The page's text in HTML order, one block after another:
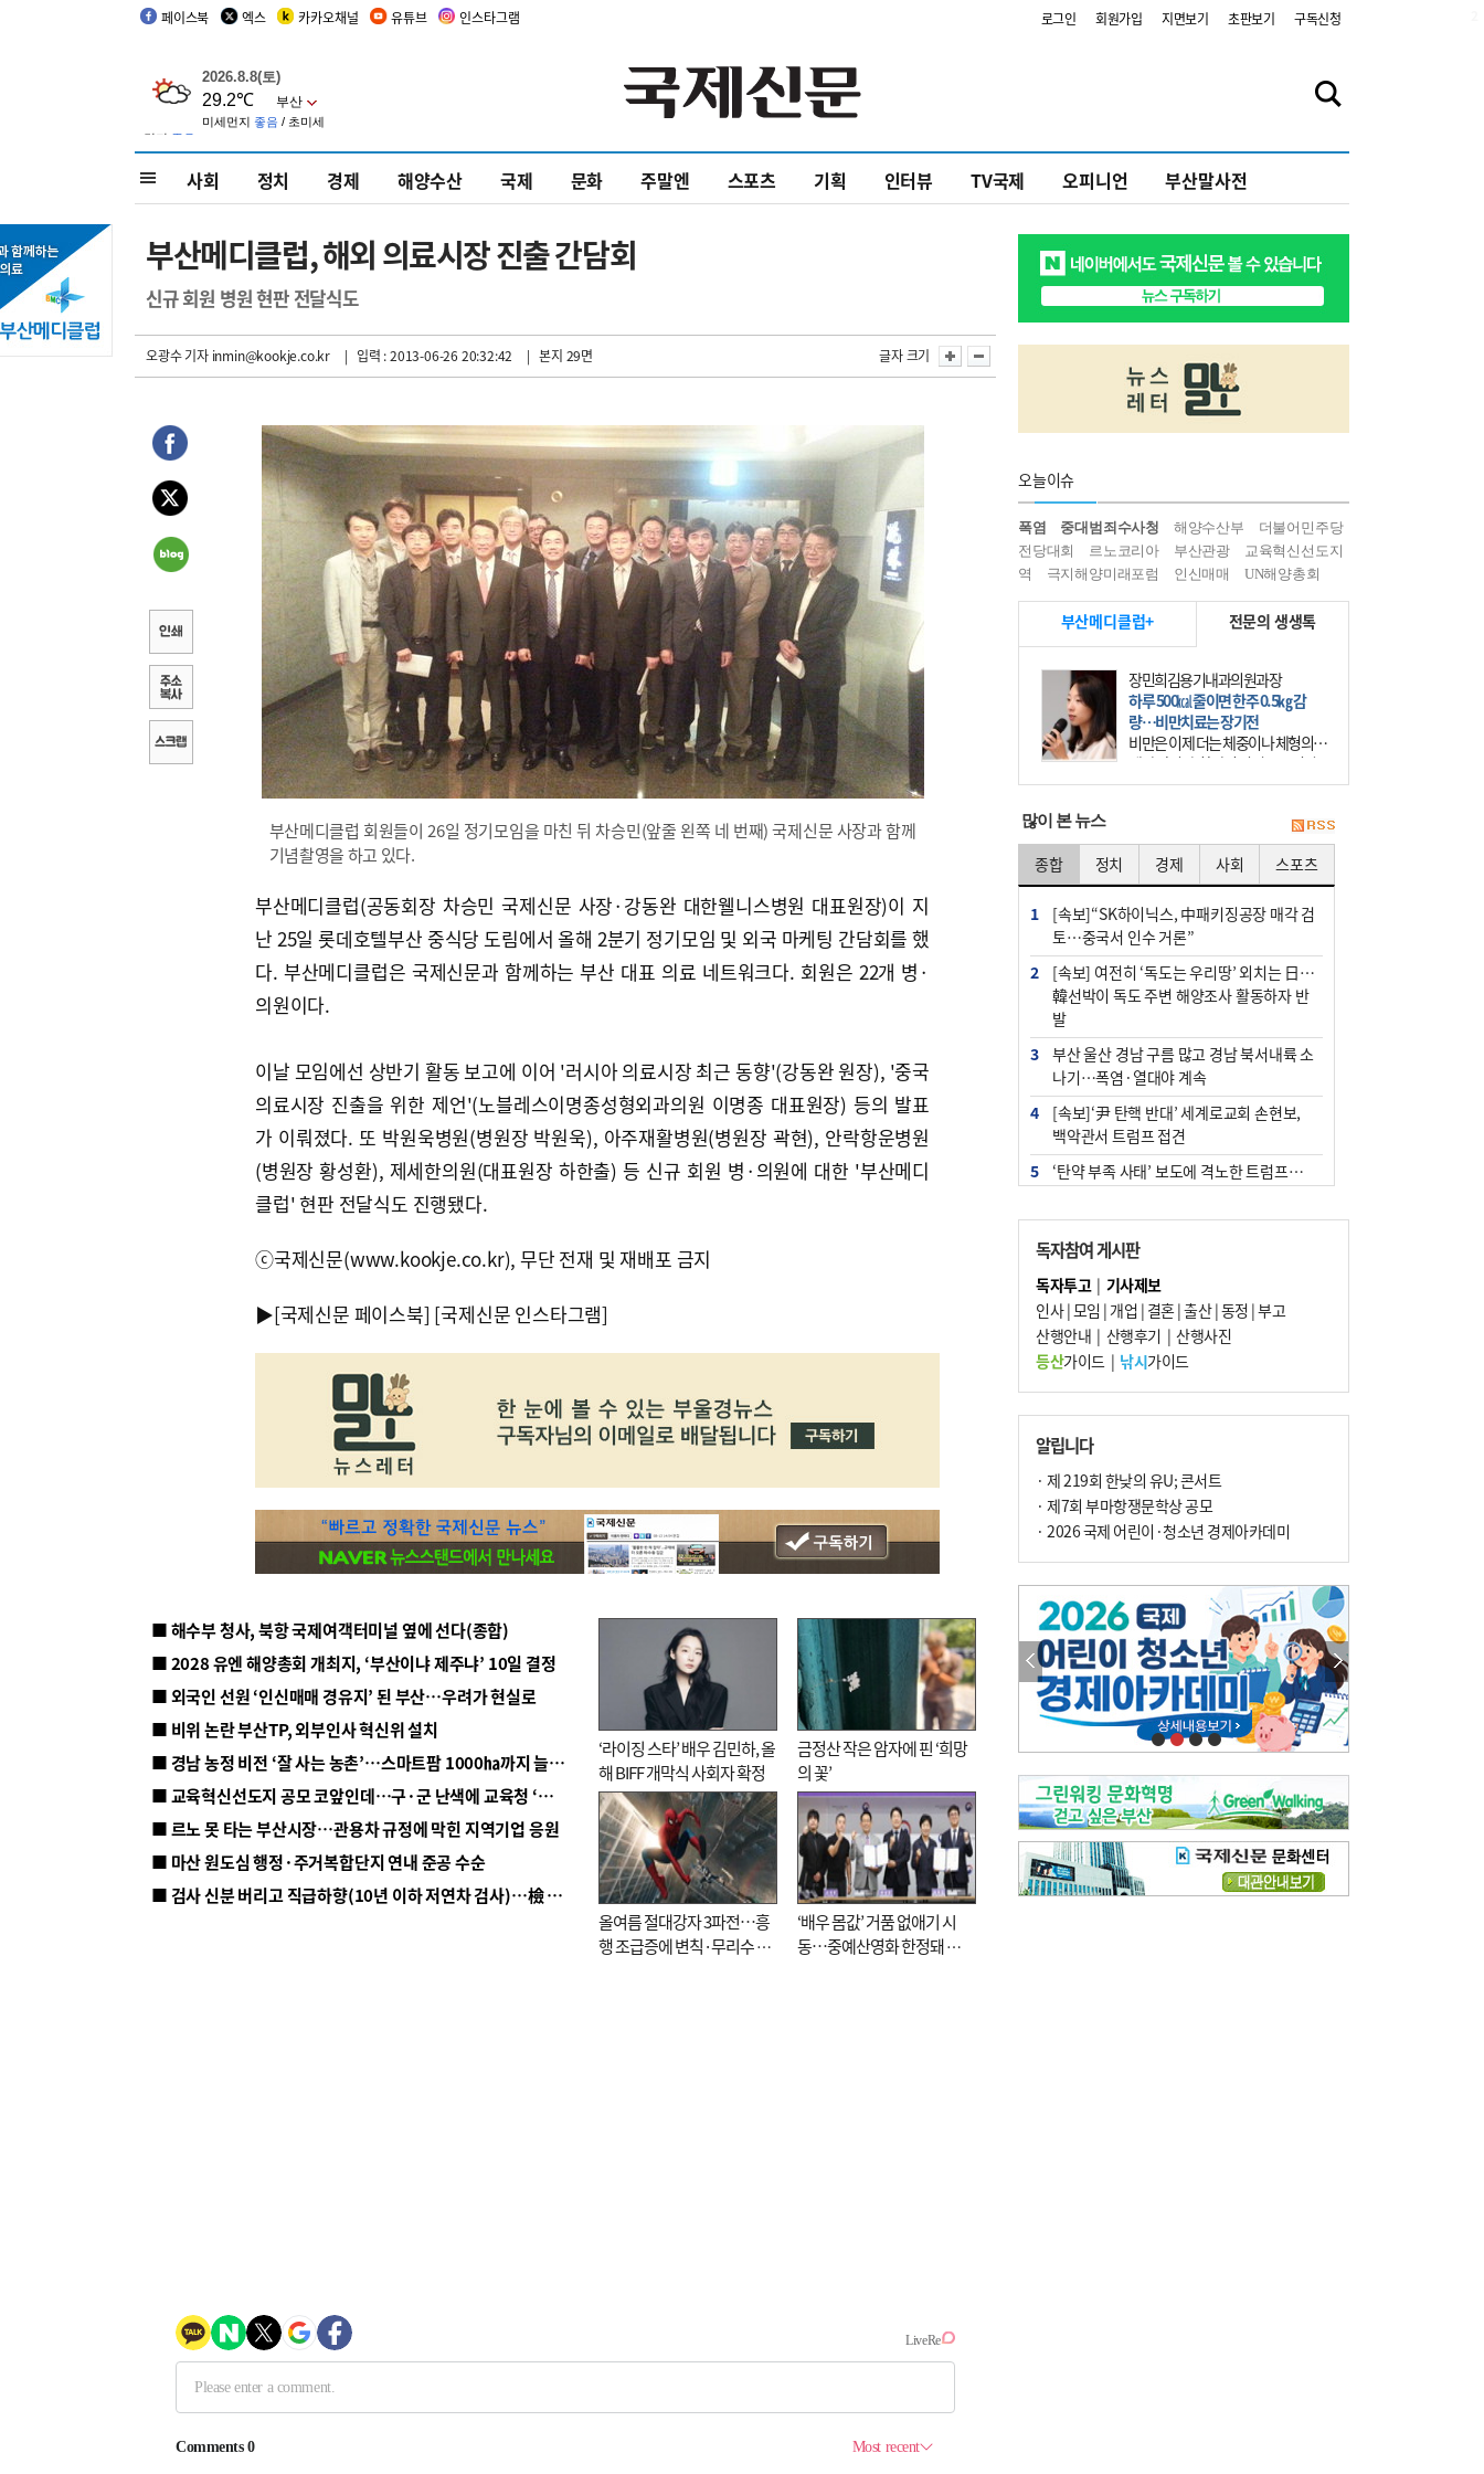
페이스북 엑스 카카오채널 유튜브 인스타그램 로그인 회원가입 지면보기 초판보기 구독신청
사회 정치 경제 해양수산 국제 문화 주말엔 스포츠 기획 인터뷰 TV국제 오피니언 부산말사전
부산메디클럽, 해외 의료시장 진출 간담회
신규 회원 병원 현판 전달식도
오광수 기자inmin@kookje.co.kr | 입력 : 2013-06-26 20:32:42 | 본지 29면 글자 크기
부산메디클럽 회원들이 26일 정기모임을 마친 뒤 차승민(앞줄 왼쪽 네 번째) 국제신문 사장과 함께
기념촬영을 하고 있다.
부산메디클럽(공동회장 차승민 국제신문 사장·강동완 대한웰니스병원 대표원장)이 지
난 25일 롯데호텔부산 중식당 도림에서 올해 2분기 정기모임 및 외국 마케팅 간담회를 했
다. 부산메디클럽은 국제신문과 함께하는 부산 대표 의료 네트워크다. 회원은 22개 병·
의원이다.
이날 모임에선 상반기 활동 보고에 이어 '러시아 의료시장 최근 동향'(강동완 원장), '중국
의료시장 진출을 위한 제언'(노블레스이명종성형외과의원 이명종 대표원장) 등의 발표
가 이뤄졌다. 또 박원욱병원(병원장 박원욱), 아주재활병원(병원장 곽현), 안락항운병원
(병원장 황성환), 제세한의원(대표원장 하한출) 등 신규 회원 병·의원에 대한 '부산메디
클럽' 현판 전달식도 진행됐다.
ⓒ국제신문(www.kookje.co.kr), 무단 전재 및 재배포 금지
▶[국제신문 페이스북] [국제신문 인스타그램]
■ 해수부 청사, 북항 국제여객터미널 옆에 선다(종합)
■ 2028 유엔 해양총회 개최지, ‘부산이냐 제주냐’ 10일 결정
■ 외국인 선원 ‘인신매매 경유지’ 된 부산…우려가 현실로
■ 비위 논란 부산TP, 외부인사 혁신위 설치
■ 경남 농정 비전 ‘잘 사는 농촌’…스마트팜 1000㏊까지 늘린다
■ 교육혁신선도지 공모 코앞인데…구·군 난색에 교육청 ‘쩔쩔’
■ 르노 못 타는 부산시장…관용차 규정에 막힌 지역기업 응원
■ 마산 원도심 행정·주거복합단지 연내 준공 수순
■ 검사 신분 버리고 직급하향(10년 이하 저연차 검사)…檢 중수청행 기피
‘라이징 스타’ 배우 김민하, 올
해 BIFF 개막식 사회자 확정
금정산 작은 암자에 핀 ‘희망
의 꽃’
올여름 절대강자 3파전…흥
행 조급증에 변칙·무리수 마
‘배우 몸값’ 거품 없애기 시
동…중예산영화 한정돼 실
오늘이슈
폭염 중대범죄수사청 해양수산부
더불어민주당
전당대회
르노코리아 부산관광
교육혁신선도지
역
극지해양미래포럼 인신매매 UN해양총회
부산메디클럽+ 전문의 생생톡
장민희김용기내과의원과장
하루 500㎉ 줄이면 한주 0.5㎏ 감
량…비만치료는 장기전
비만은 이제 더는 체중이나 체형의 문
제가 아니다. 하나의 질병으로 인지
하고 치료와 관리를 해야 한다. 세계
많이 본 뉴스
종합 정치 경제 사회 스포츠
1
[속보]“SK하이닉스, 中패키징공장 매각 검
토…중국서 인수 거론”
2
[속보] 여전히 ‘독도는 우리땅’ 외치는 日…
韓선박이 독도 주변 해양조사 활동하자 반
발
3
부산 울산 경남 구름 많고 경남 북서내륙 소
나기…폭염·열대야 계속
4
[속보]‘尹 탄핵 반대’ 세계로교회 손현보,
백악관서 트럼프 접견
5
‘탄약 부족 사태’ 보도에 격노한 트럼프…
전주보다 3원 ↓
7
노후 상수도관 파열에 폭염 속 사상구 2300
여 가구 6시간 단수
8
[속보] ‘심판 성접대’ 논란 축구협회 공식 사
과…“현재는 부적절 행위 없어”
사망
독자참여 게시판
독자투고| 기사제보
인사|모임 | 개업 | 결혼|출산|동정 |부고
산행안내 | 산행후기 | 산행사진
등산가이드| 낚시가이드
알립니다
· 제 219회 한낮의 유U; 콘서트
· 제7회 부마항쟁문학상 공모
· 2026 국제 어린이·청소년 경제아카데미